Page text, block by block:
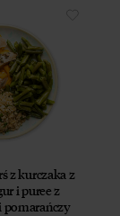
z kurczaka z
i puree z
pomarańczy